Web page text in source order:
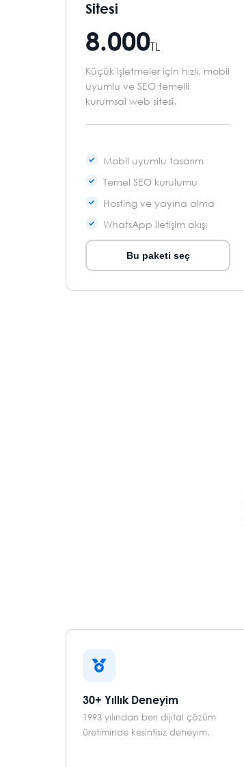
Sitesi
8.000TL
Küçük işletmeler için hızlı, mobil
uyumlu ve SEO temelli
kurumsal web sitesi.
Mobil uyumlu tasarım
Temel SEO kurulumu
Hosting ve yayına alma
WhatsApp iletişim akışı
Bu paketi seç
30+ Yıllık Deneyim
1993 yılından beri dijital çözüm
üretiminde kesintisiz deneyim.